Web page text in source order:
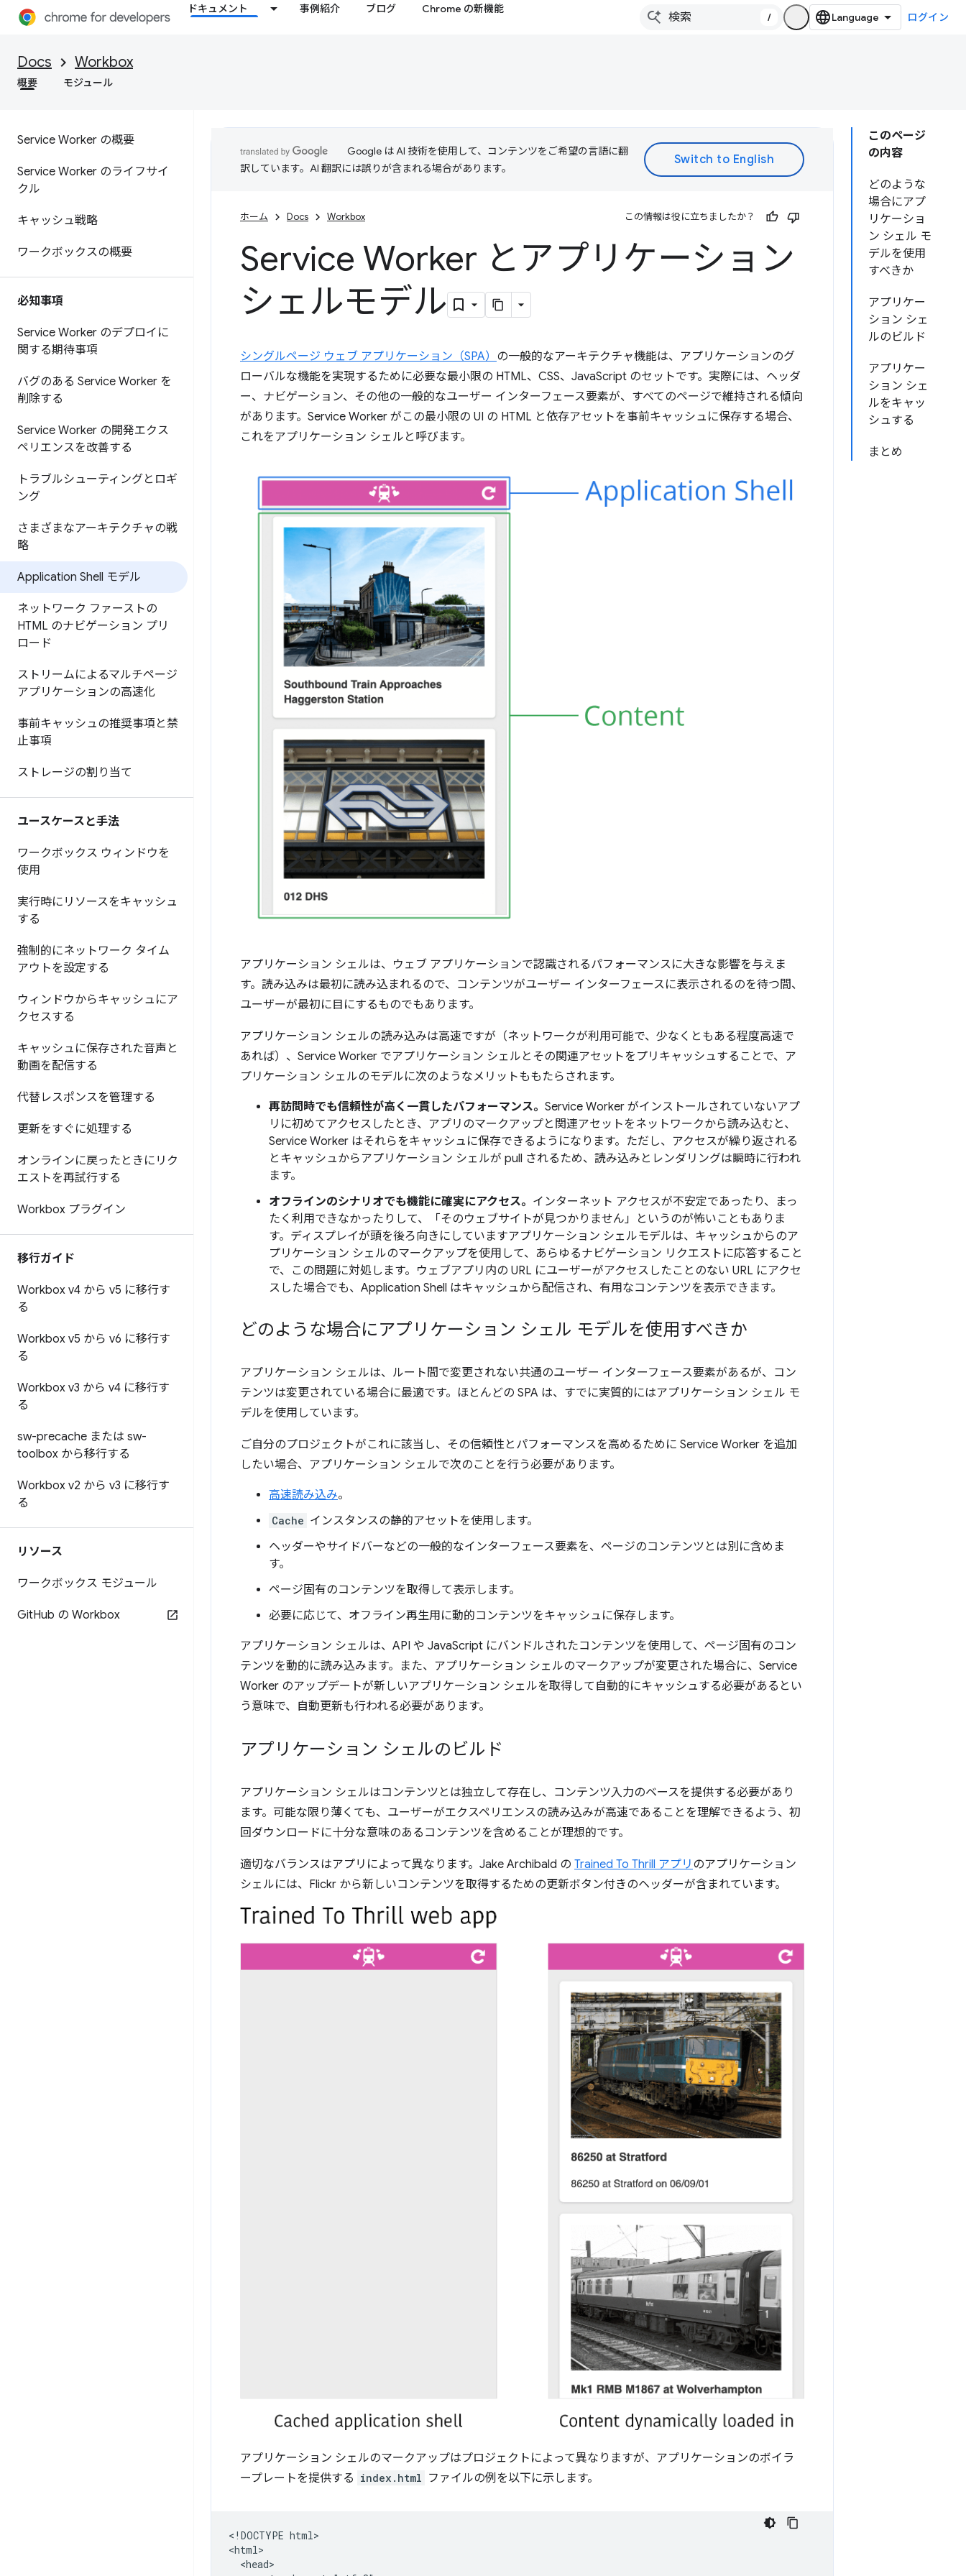
ドキュメント 事例紹介 ブログ Chrome の新機能
/ ログイン
Docs Workbox
概要 モジュール
Service Worker の概要
Service Worker のライフサイ
クル
キャッシュ戦略
ワークボックスの概要
必知事項
Service Worker のデプロイに
関する期待事項
バグのある Service Worker を
削除する
Service Worker の開発エクス
ペリエンスを改善する
トラブルシューティングとロギ
ング
さまざまなアーキテクチャの戦
略
Application Shell モデル
ネットワーク ファーストの
HTML のナビゲーション プリ
ロード
ストリームによるマルチページ
アプリケーションの高速化
事前キャッシュの推奨事項と禁
止事項
ストレージの割り当て
ユースケースと手法
ワークボックス ウィンドウを
使用
実行時にリソースをキャッシュ
する
強制的にネットワーク タイム
アウトを設定する
ウィンドウからキャッシュにア
クセスする
キャッシュに保存された音声と
動画を配信する
代替レスポンスを管理する
更新をすぐに処理する
オンラインに戻ったときにリク
エストを再試行する
Workbox プラグイン
移行ガイド
Workbox v4 から v5 に移行す
る
Workbox v5 から v6 に移行す
る
Workbox v3 から v4 に移行す
る
sw-precache または sw-
toolbox から移行する
Workbox v2 から v3 に移行す
る
リソース
ワークボックス モジュール
GitHub の Workbox
このページ
の内容
どのような
場合にアプ
リケーショ
ン シェル モ
デルを使用
すべきか
アプリケー
ション シェ
ルのビルド
アプリケー
ション シェ
ルをキャッ
シュする
まとめ
Google は AI 技術を使用して、コンテンツをご希望の言語に翻
訳しています。AI 翻訳には誤りが含まれる場合があります。
ホーム Docs Workbox この情報は役に立ちましたか？
Service Worker とアプリケーション
シェルモデル
シングルページ ウェブ アプリケーション（SPA） の一般的なアーキテクチャ機能は、アプリケーションのグ
ローバルな機能を実現するために必要な最小限の HTML、CSS、JavaScript のセットです。実際には、ヘッダ
ー、ナビゲーション、その他の一般的なユーザー インターフェース要素が、すべてのページで維持される傾向
があります。Service Worker がこの最小限の UI の HTML と依存アセットを事前キャッシュに保存する場合、
これをアプリケーション シェル と呼びます。
アプリケーション シェルは、ウェブ アプリケーションで認識されるパフォーマンスに大きな影響を与えま
す。読み込みは最初に読み込まれるので、コンテンツがユーザー インターフェースに表示されるのを待つ間、
ユーザーが最初に目にするものでもあります。
アプリケーション シェルの読み込みは高速ですが（ネットワークが利用可能で、少なくともある程度高速で
あれば）、Service Worker でアプリケーション シェルとその関連アセットをプリキャッシュすることで、ア
プリケーション シェルのモデルに次のようなメリットももたらされます。
再訪問時でも信頼性が高く一貫したパフォーマンス。 Service Worker がインストールされていないアプ
リに初めてアクセスしたとき、アプリのマークアップと関連アセットをネットワークから読み込むと、
Service Worker はそれらをキャッシュに保存できるようになります。ただし、アクセスが繰り返される
とキャッシュからアプリケーション シェルが pull されるため、読み込みとレンダリングは瞬時に行われ
ます。
オフラインのシナリオでも機能に確実にアクセス。 インターネット アクセスが不安定であったり、まっ
たく利用できなかったりして、「そのウェブサイトが見つかりません」というのが怖いこともありま
す。ディスプレイが頭を後ろ向きにしていますアプリケーション シェルモデルは、キャッシュからのア
プリケーション シェルのマークアップを使用して、あらゆるナビゲーション リクエストに応答すること
で、この問題に対処します。ウェブアプリ内の URL にユーザーがアクセスしたことのない URL にアクセ
スした場合でも、Application Shell はキャッシュから配信され、有用なコンテンツを表示できます。
どのような場合にアプリケーション シェル モデルを使用すべきか
アプリケーション シェルは、ルート間で変更されない共通のユーザー インターフェース要素があるが、コン
テンツは変更されている場合に最適です。ほとんどの SPA は、すでに実質的にはアプリケーション シェル モ
デルを使用しています。
ご自分のプロジェクトがこれに該当し、その信頼性とパフォーマンスを高めるために Service Worker を追加
したい場合、アプリケーション シェルで次のことを行う必要があります。
高速読み込み。
Cache インスタンスの静的アセットを使用します。
ヘッダーやサイドバーなどの一般的なインターフェース要素を、ページのコンテンツとは別に含めま
す。
ページ固有のコンテンツを取得して表示します。
必要に応じて、オフライン再生用に動的コンテンツをキャッシュに保存します。
アプリケーション シェルは、API や JavaScript にバンドルされたコンテンツを使用して、ページ固有のコン
テンツを動的に読み込みます。また、アプリケーション シェルのマークアップが変更された場合に、Service
Worker のアップデートが新しいアプリケーション シェルを取得して自動的にキャッシュする必要があるとい
う意味で、自動更新も行われる必要があります。
アプリケーション シェルのビルド
アプリケーション シェルはコンテンツとは独立して存在し、コンテンツ入力のベースを提供する必要があり
ます。可能な限り薄くても、ユーザーがエクスペリエンスの読み込みが高速であることを理解できるよう、初
回ダウンロードに十分な意味のあるコンテンツを含めることが理想的です。
適切なバランスはアプリによって異なります。Jake Archibald の Trained To Thrill アプリ のアプリケーション
シェルには、Flickr から新しいコンテンツを取得するための更新ボタン付きのヘッダーが含まれています。
アプリケーション シェルのマークアップはプロジェクトによって異なりますが、アプリケーションのボイラ
ープレートを提供する index.html ファイルの例を以下に示します。
​​<!DOCTYPE html>
<html>
  <head>